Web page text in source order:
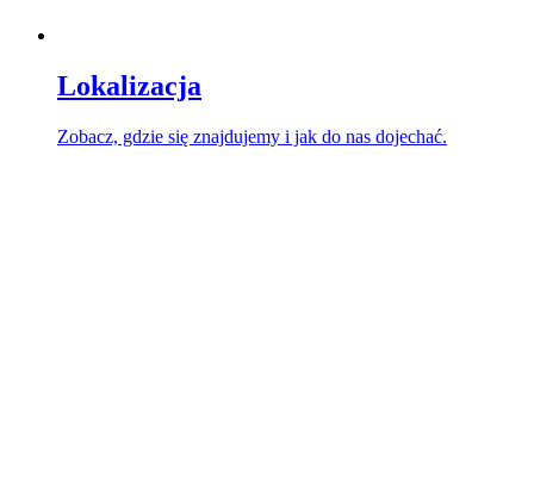
Lokalizacja
Zobacz, gdzie się znajdujemy i jak do nas dojechać.